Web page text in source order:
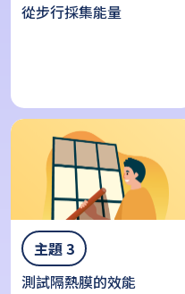
從步行採集能量
主題 3
測試隔熱膜的效能